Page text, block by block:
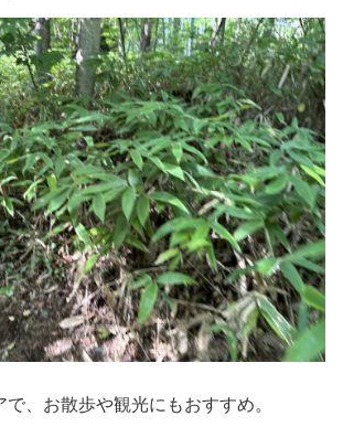
、お散歩や観光にもおすすめ。